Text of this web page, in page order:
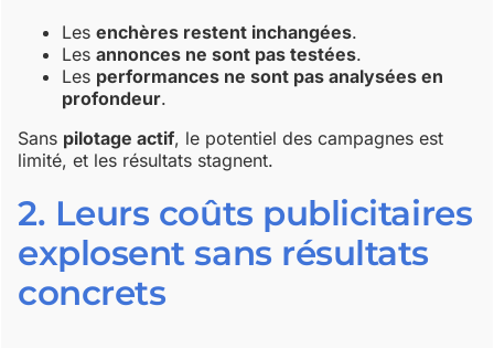
Lesenchères restent inchangées.
Lesannonces ne sont pas testées.
Les performances ne sont pas analysées en
profondeur.
Sans pilotage actif, le potentiel des campagnes est
limité, et les résultats stagnent.
2. Leurs coûts publicitaires
explosent sans résultats
concrets